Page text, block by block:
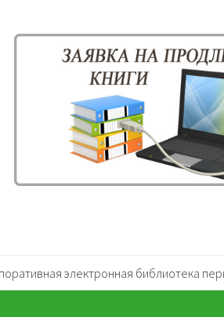
электронная библиотека